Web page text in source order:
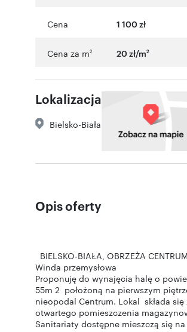
Cena 1 100 zł
Cena za m2 20 zł/m2
Lokalizacja
Bielsko-Biała
Opis oferty
BIELSKO-BIAŁA, OBRZEŻA CENTRUM
Winda przemysłowa
Proponuję do wynajęcia halę o
55m 2 położoną na pierwszym
nieopodal Centrum. Lokal składa się
otwartego pomieszczenia
Sanitariaty dostępne mieszczą się na